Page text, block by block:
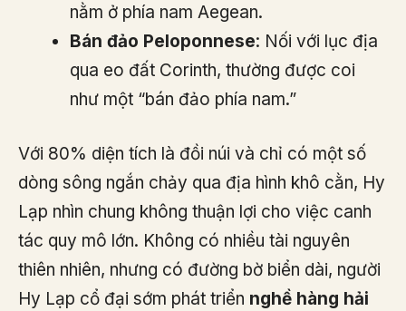
nằm ở phía nam Aegean.
Bán đảo Peloponnese: Nối với lục địa
qua eo đất Corinth, thường được coi
như một “bán đảo phía nam.”
Với 80% diện tích là đồi núi và chỉ có một số
dòng sông ngắn chảy qua địa hình khô cằn, Hy
Lạp nhìn chung không thuận lợi cho việc canh
tác quy mô lớn. Không có nhiều tài nguyên
thiên nhiên, nhưng có đường bờ biển dài, người
Hy Lạp cổ đại sớm phát triển nghề hàng hải